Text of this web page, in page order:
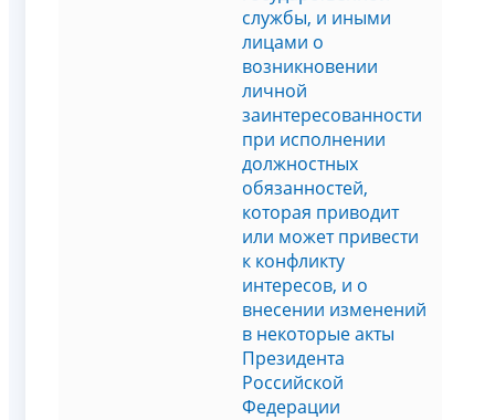
службы, и иными
лицами о
возникновении
личной
заинтересованности
при исполнении
должностных
обязанностей,
которая приводит
или может привести
к конфликту
интересов, и о
внесении изменений
в некоторые акты
Президента
Российской
Федерации